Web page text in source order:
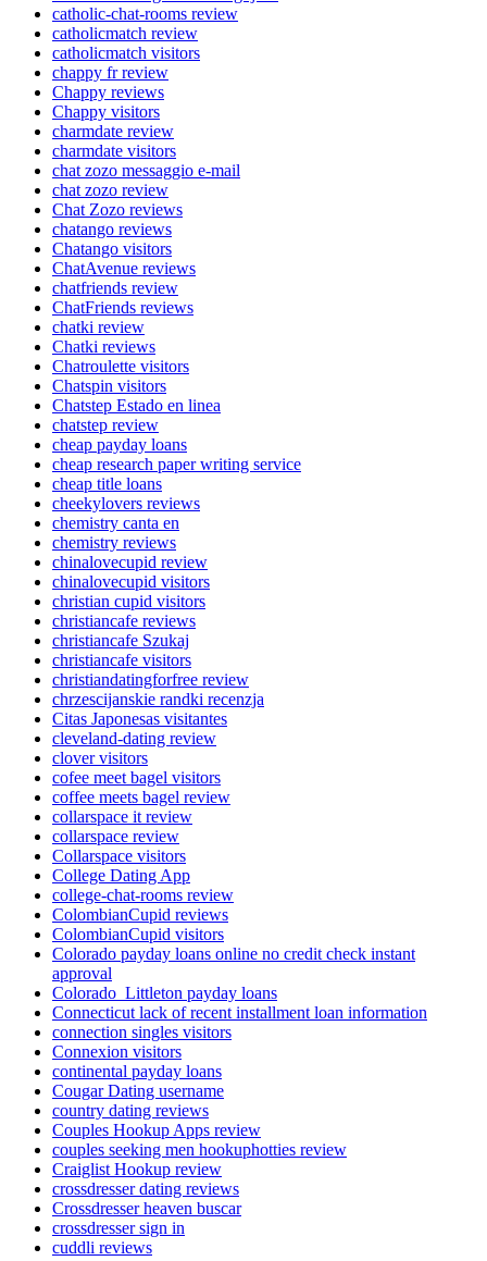
catholic-chat-rooms review
catholicmatch review
catholicmatch visitors
chappy fr review
Chappy reviews
Chappy visitors
charmdate review
charmdate visitors
chat zozo messaggio e-mail
chat zozo review
Chat Zozo reviews
chatango reviews
Chatango visitors
ChatAvenue reviews
chatfriends review
ChatFriends reviews
chatki review
Chatki reviews
Chatroulette visitors
Chatspin visitors
Chatstep Estado en linea
chatstep review
cheap payday loans
cheap research paper writing service
cheap title loans
cheekylovers reviews
chemistry canta en
chemistry reviews
chinalovecupid review
chinalovecupid visitors
christian cupid visitors
christiancafe reviews
christiancafe Szukaj
christiancafe visitors
christiandatingforfree review
chrzescijanskie randki recenzja
Citas Japonesas visitantes
cleveland-dating review
clover visitors
cofee meet bagel visitors
coffee meets bagel review
collarspace it review
collarspace review
Collarspace visitors
College Dating App
college-chat-rooms review
ColombianCupid reviews
ColombianCupid visitors
Colorado payday loans online no credit check instant
approval
Colorado_Littleton payday loans
Connecticut lack of recent installment loan information
connection singles visitors
Connexion visitors
continental payday loans
Cougar Dating username
country dating reviews
Couples Hookup Apps review
couples seeking men hookuphotties review
Craiglist Hookup review
crossdresser dating reviews
Crossdresser heaven buscar
crossdresser sign in
cuddli reviews